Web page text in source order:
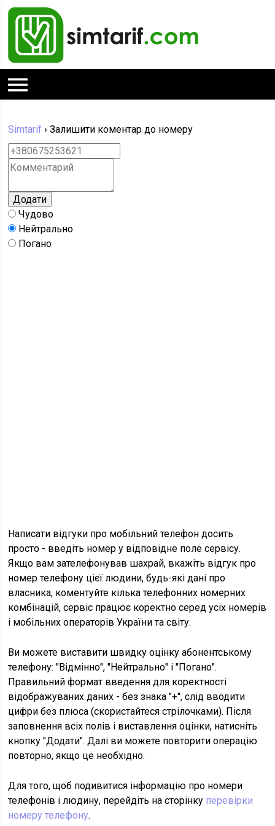
Simtarif ›Залишити коментар до номеру
Чудово
Нейтрально
Погано
Написати відгуки про мобільний телефон досить
просто - введіть номер у відповідне поле сервісу.
Якщо вам зателефонував шахрай, вкажіть відгук про
номер телефону цієї людини, будь-які дані про
власника, коментуйте кілька телефонних номерних
комбінацій, сервіс працює коректно серед усіх номерів
і мобільних операторів України та світу.
Ви можете виставити швидку оцінку абонентському
телефону: "Відмінно", "Нейтрально" і "Погано".
Правильний формат введення для коректності
відображуваних даних - без знака "+", слід вводити
цифри без плюса (скористайтеся стрілочками). Після
заповнення всіх полів і виставлення оцінки, натисніть
кнопку "Додати". Далі ви можете повторити операцію
повторно, якщо це необхідно.
Для того, щоб подивитися інформацію про номери
телефонів і людину, перейдіть на сторінку перевірки
номеру телефону.